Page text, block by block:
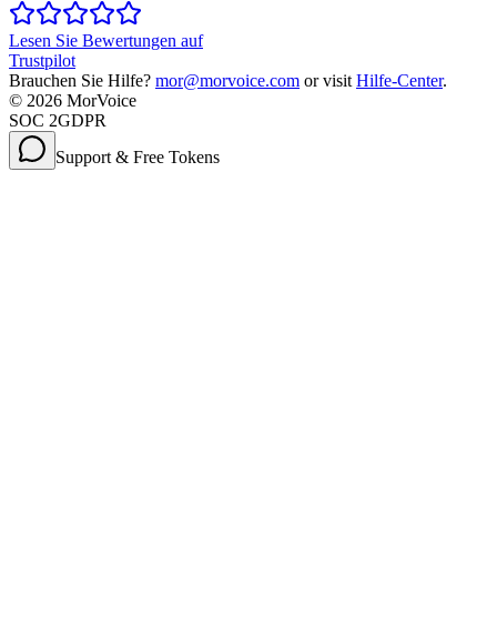
Lesen Sie Bewertungen auf
Trustpilot
Brauchen Sie Hilfe? mor@morvoice.com or visit Hilfe-Center.
© 2026 MorVoice
SOC 2GDPR
Support & Free Tokens